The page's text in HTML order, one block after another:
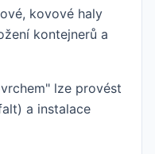
kovové haly
kontejnerů a
lze provést
a instalace